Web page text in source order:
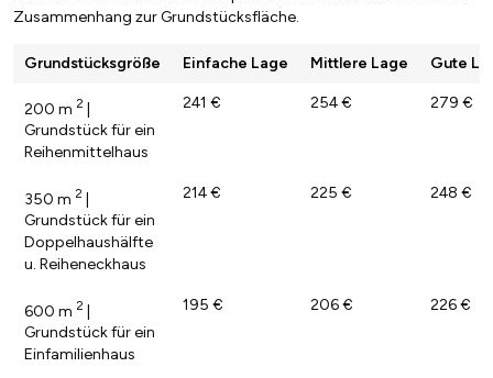
Zusammenhang zur Grundstücksfläche.
Grundstücksgröße Einfache Lage Mittlere Lage Gute
200 m 2 |
Grundstück für ein
Reihenmittelhaus
241 € 254 € 279 €
350 m 2 |
Grundstück für ein
Doppelhaushälfte
u. Reiheneckhaus
214 € 225 € 248 €
600 m 2 |
Grundstück für ein
Einfamilienhaus
195 € 206 € 226 €